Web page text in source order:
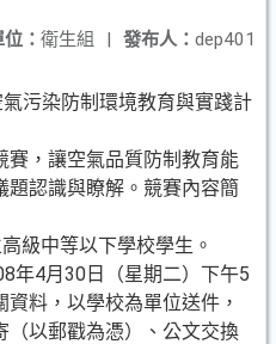
發布人： dep401
： 衛生組 |
污染防制環境教育與實踐計
賽，讓空氣品質防制教育能
題認識與瞭解。競賽內容簡
級中等以下學校學生。
年4月30日（星期二）下午5
料，以學校為單位送件，
（以郵戳為憑）、公文交換